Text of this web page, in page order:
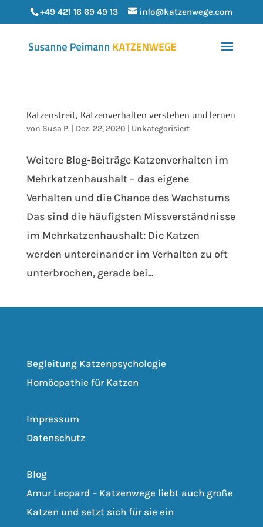
+49 421 16 69 49 13 info@katzenwege.com
Katzenstreit, Katzenverhalten verstehen und lernen
von Susa P.| Dez. 22, 2020 | Unkategorisiert
Weitere Blog-Beiträge Katzenverhalten im
Mehrkatzenhaushalt – das eigene
Verhalten und die Chance des Wachstums
Das sind die häufigsten Missverständnisse
im Mehrkatzenhaushalt: Die Katzen
werden untereinander im Verhalten zu oft
unterbrochen, gerade bei...
Begleitung Katzenpsychologie
Homöopathie für Katzen
Impressum
Datenschutz
Blog
Amur Leopard – Katzenwege liebt auch große
Katzen und setzt sich für sie ein